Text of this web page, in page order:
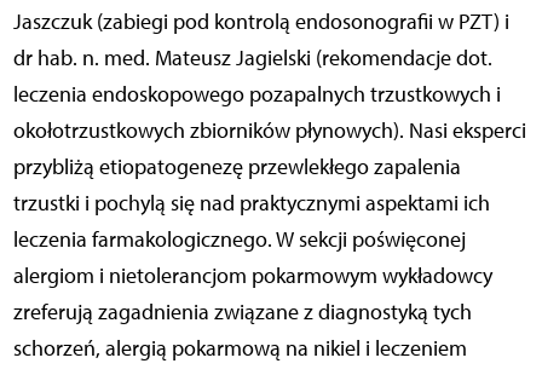
Jaszczuk (zabiegi pod kontrolą endosonografii w PZT) i
dr hab. n. med. Mateusz Jagielski (rekomendacje dot.
leczenia endoskopowego pozapalnych trzustkowych i
okołotrzustkowych zbiorników płynowych). Nasi eksperci
przybliżą etiopatogenezę przewlekłego zapalenia
trzustki i pochylą się nad praktycznymi aspektami ich
leczenia farmakologicznego. W sekcji poświęconej
alergiom i nietolerancjom pokarmowym wykładowcy
zreferują zagadnienia związane z diagnostyką tych
schorzeń, alergią pokarmową na nikiel i leczeniem